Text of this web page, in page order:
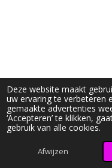
Deze website maakt
uw ervaring te verbeteren
gemaakte advertenties
‘Accepteren’ te klikken,
gebruik van alle cookies.
Afwijzen
E-mailadres